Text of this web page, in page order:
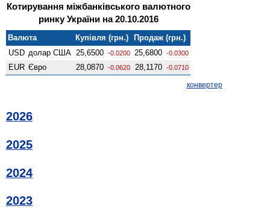
Котирування міжбанківського валютного
ринку України на 20.10.2016
Валюта Купівля (грн.)
Продаж (грн.)
USD долар США 25,6500 -0.0200 25,6800 -0.0300
EUR Євро 28,0870 -0.0620 28,1170 -0.0710
конвертер
2026
2025
2024
2023